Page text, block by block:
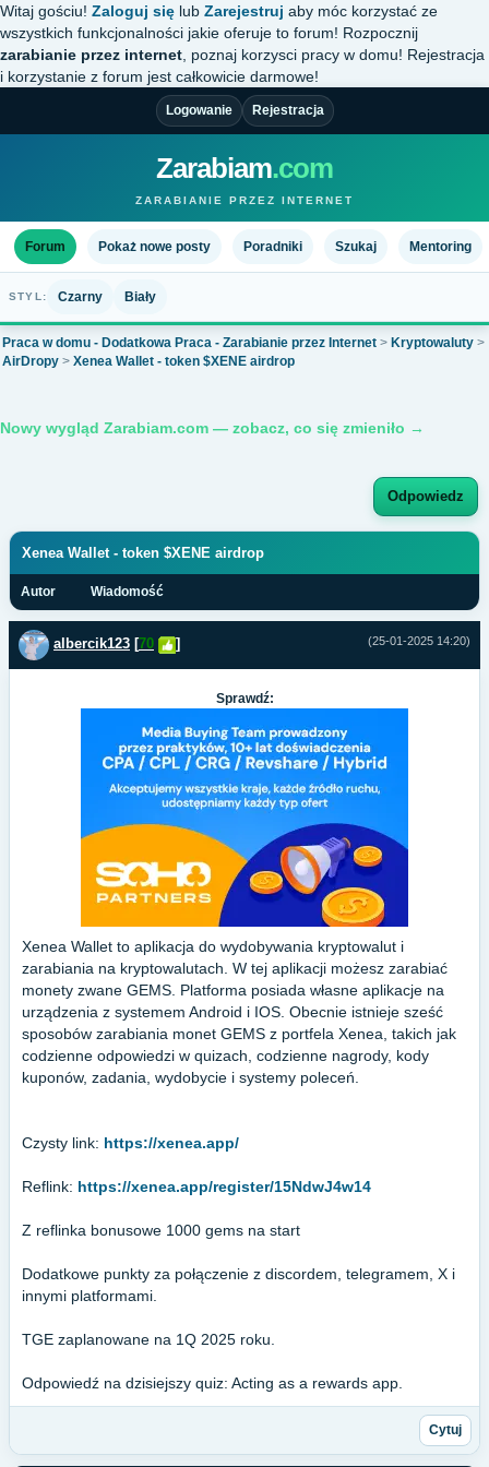
Witaj gościu! Zaloguj się lub Zarejestruj aby móc korzystać ze
wszystkich funkcjonalności jakie oferuje to forum! Rozpocznij
zarabianie przez internet , poznaj korzysci pracy w domu! Rejestracja
i korzystanie z forum jest całkowicie darmowe!
Logowanie Rejestracja
Zarabiam.com
ZARABIANIE PRZEZ INTERNET
Forum Pokaż nowe posty Poradniki Szukaj Mentoring
STYL: Czarny Biały
Praca w domu - Dodatkowa Praca - Zarabianie przez Internet > Kryptowaluty >
AirDropy > Xenea Wallet - token $XENE airdrop
Nowy wygląd Zarabiam.com — zobacz, co się zmieniło →
Odpowiedz
Xenea Wallet - token $XENE airdrop
Autor Wiadomość
(25-01-2025 14:20)
albercik123 [70 ]
Sprawdź:
Xenea Wallet to aplikacja do wydobywania kryptowalut i
zarabiania na kryptowalutach. W tej aplikacji możesz zarabiać
monety zwane GEMS. Platforma posiada własne aplikacje na
urządzenia z systemem Android i IOS. Obecnie istnieje sześć
sposobów zarabiania monet GEMS z portfela Xenea, takich jak
codzienne odpowiedzi w quizach, codzienne nagrody, kody
kuponów, zadania, wydobycie i systemy poleceń.
Czysty link: https://xenea.app/
Reflink: https://xenea.app/register/15NdwJ4w14
Z reflinka bonusowe 1000 gems na start
Dodatkowe punkty za połączenie z discordem, telegramem, X i
innymi platformami.
TGE zaplanowane na 1Q 2025 roku.
Odpowiedź na dzisiejszy quiz: Acting as a rewards app.
Cytuj